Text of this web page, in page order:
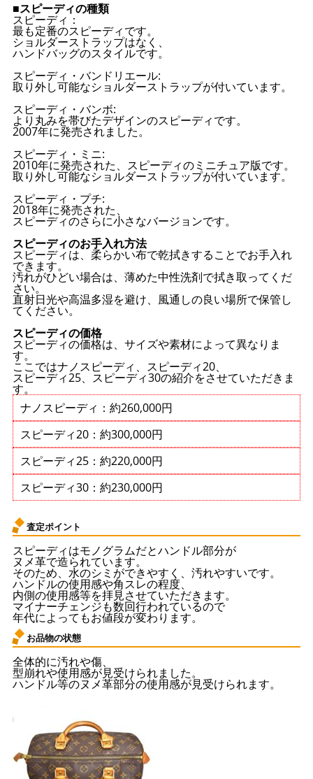
■スピーディの種類
スピーディ：
最も定番のスピーディです。
ショルダーストラップはなく、
ハンドバッグのスタイルです。
スピーディ・バンドリエール:
取り外し可能なショルダーストラップが付いています。
スピーディ・バンボ:
より丸みを帯びたデザインのスピーディです。
2007年に発売されました。
スピーディ・ミニ:
2010年に発売された、スピーディのミニチュア版です。
取り外し可能なショルダーストラップが付いています。
スピーディ・プチ:
2018年に発売された、
スピーディのさらに小さなバージョンです。
スピーディのお手入れ方法
スピーディは、柔らかい布で乾拭きすることでお手入れ
できます。
汚れがひどい場合は、薄めた中性洗剤で拭き取ってくだ
さい。
直射日光や高温多湿を避け、風通しの良い場所で保管し
てください。
スピーディの価格
スピーディの価格は、サイズや素材によって異なりま
す。
ここではナノスピーディ、スピーディ20、
スピーディ25、スピーディ30の紹介をさせていただきま
す。
ナノスピーディ：約260,000円
スピーディ20：約300,000円
スピーディ25：約220,000円
スピーディ30：約230,000円
査定ポイント
スピーディはモノグラムだとハンドル部分が
ヌメ革で造られています。
そのため、水のシミができやすく、汚れやすいです。
ハンドルの使用感や角スレの程度、
内側の使用感等を拝見させていただきます。
マイナーチェンジも数回行われているので
年代によってもお値段が変わります。
お品物の状態
全体的に汚れや傷、
型崩れや使用感が見受けられました。
ハンドル等のヌメ革部分の使用感が見受けられます。